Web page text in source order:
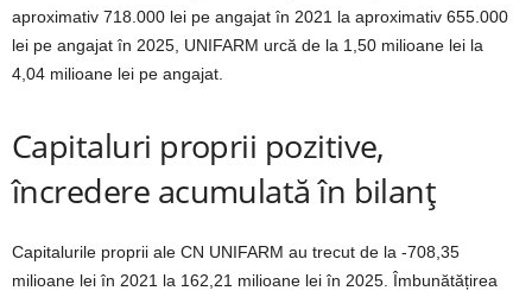
aproximativ 718.000 lei pe angajat în 2021 la aproximativ 655.000
lei pe angajat în 2025, UNIFARM urcă de la 1,50 milioane lei la
4,04 milioane lei pe angajat.
Capitaluri proprii pozitive,
încredere acumulată în bilanț
Capitalurile proprii ale CN UNIFARM au trecut de la -708,35
milioane lei în 2021 la 162,21 milioane lei în 2025. Îmbunătățirea